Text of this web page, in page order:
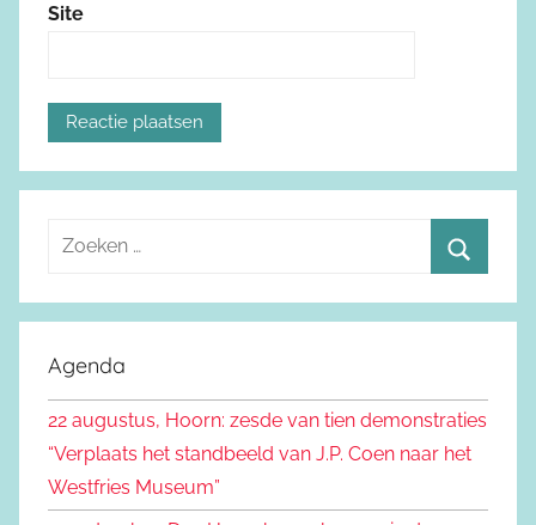
Site
e
e
n
o
e
n
Agenda
22 augustus, Hoorn: zesde van tien demonstraties
“Verplaats het standbeeld van J.P. Coen naar het
Westfries Museum”